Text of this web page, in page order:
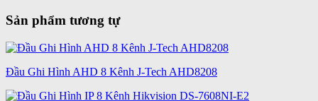
Sản phẩm tương tự
Đầu Ghi Hình AHD 8 Kênh J-Tech AHD8208